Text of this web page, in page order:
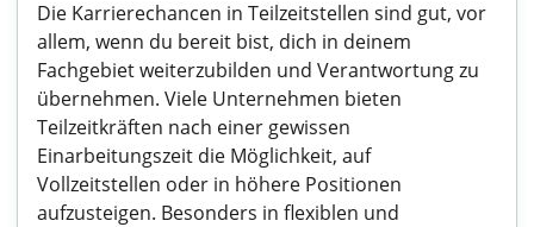
Die Karrierechancen in Teilzeitstellen sind gut, vor
allem, wenn du bereit bist, dich in deinem
Fachgebiet weiterzubilden und Verantwortung zu
übernehmen. Viele Unternehmen bieten
Teilzeitkräften nach einer gewissen
Einarbeitungszeit die Möglichkeit, auf
Vollzeitstellen oder in höhere Positionen
aufzusteigen. Besonders in flexiblen und